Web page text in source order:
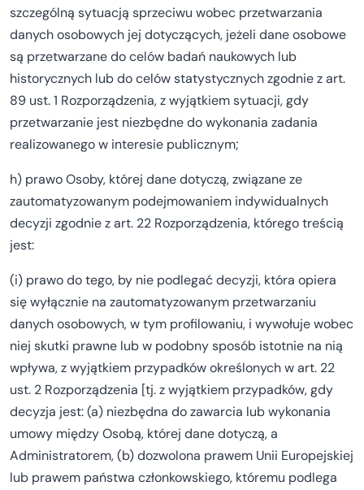
szczególną sytuacją sprzeciwu wobec przetwarzania
danych osobowych jej dotyczących, jeżeli dane osobowe
są przetwarzane do celów badań naukowych lub
historycznych lub do celów statystycznych zgodnie z art.
89 ust. 1 Rozporządzenia, z wyjątkiem sytuacji, gdy
przetwarzanie jest niezbędne do wykonania zadania
realizowanego w interesie publicznym;
h) prawo Osoby, której dane dotyczą, związane ze
zautomatyzowanym podejmowaniem indywidualnych
decyzji zgodnie z art. 22 Rozporządzenia, którego treścią
jest:
(i) prawo do tego, by nie podlegać decyzji, która opiera
się wyłącznie na zautomatyzowanym przetwarzaniu
danych osobowych, w tym profilowaniu, i wywołuje wobec
niej skutki prawne lub w podobny sposób istotnie na nią
wpływa, z wyjątkiem przypadków określonych w art. 22
ust. 2 Rozporządzenia [tj. z wyjątkiem przypadków, gdy
decyzja jest: (a) niezbędna do zawarcia lub wykonania
umowy między Osobą, której dane dotyczą, a
Administratorem, (b) dozwolona prawem Unii Europejskiej
lub prawem państwa członkowskiego, któremu podlega